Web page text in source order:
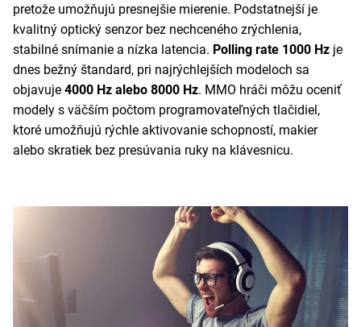
pretože umožňujú presnejšie mierenie. Podstatnejší je
kvalitný optický senzor bez nechceného zrýchlenia,
stabilné snímanie a nízka latencia. Polling rate 1000 Hz je
dnes bežný štandard, pri najrýchlejších modeloch sa
objavuje 4000 Hz alebo 8000 Hz. MMO hráči môžu oceniť
modely s väčším počtom programovateľných tlačidiel,
ktoré umožňujú rýchle aktivovanie schopností, makier
alebo skratiek bez presúvania ruky na klávesnicu.